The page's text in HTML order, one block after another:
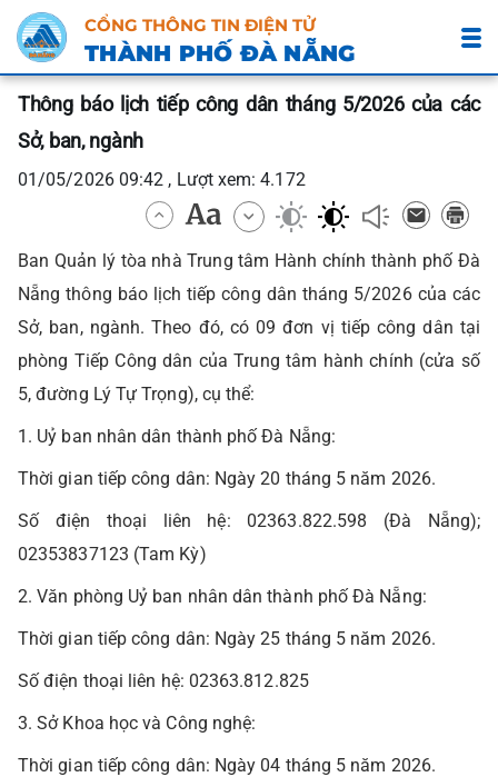
CỔNG THÔNG TIN ĐIỆN TỬ
THÀNH PHỐ ĐÀ NẴNG
Thông báo lịch tiếp công dân tháng 5/2026 của các
Sở, ban, ngành
01/05/2026 09:42 , Lượt xem: 4.172
Ban Quản lý tòa nhà Trung tâm Hành chính thành phố Đà
Nẵng thông báo lịch tiếp công dân tháng 5/2026 của các
Sở, ban, ngành. Theo đó, có 09 đơn vị tiếp công dân tại
phòng Tiếp Công dân của Trung tâm hành chính (cửa số
5, đường Lý Tự Trọng), cụ thể:
1. Uỷ ban nhân dân thành phố Đà Nẵng:
Thời gian tiếp công dân: Ngày 20 tháng 5 năm 2026.
Số điện thoại liên hệ: 02363.822.598 (Đà Nẵng);
02353837123 (Tam Kỳ)
2. Văn phòng Uỷ ban nhân dân thành phố Đà Nẵng:
Thời gian tiếp công dân: Ngày 25 tháng 5 năm 2026.
Số điện thoại liên hệ: 02363.812.825
3. Sở Khoa học và Công nghệ:
Thời gian tiếp công dân: Ngày 04 tháng 5 năm 2026.